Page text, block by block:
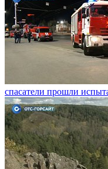
спасатели прошли